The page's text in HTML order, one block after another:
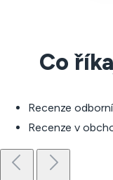
Co
Recenze
Recenze v